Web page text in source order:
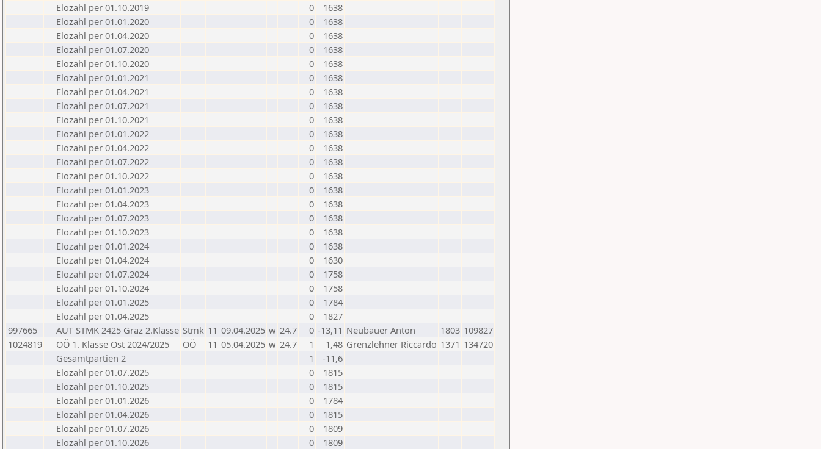
Elozahl per 01.10.2019
0
1638
Elozahl per 01.01.2020
0
1638
Elozahl per 01.04.2020
0
1638
Elozahl per 01.07.2020
0
1638
Elozahl per 01.10.2020
0
1638
Elozahl per 01.01.2021
0
1638
Elozahl per 01.04.2021
0
1638
Elozahl per 01.07.2021
0
1638
Elozahl per 01.10.2021
0
1638
Elozahl per 01.01.2022
0
1638
Elozahl per 01.04.2022
0
1638
Elozahl per 01.07.2022
0
1638
Elozahl per 01.10.2022
0
1638
Elozahl per 01.01.2023
0
1638
Elozahl per 01.04.2023
0
1638
Elozahl per 01.07.2023
0
1638
Elozahl per 01.10.2023
0
1638
Elozahl per 01.01.2024
0
1638
Elozahl per 01.04.2024
0
1630
Elozahl per 01.07.2024
0
1758
Elozahl per 01.10.2024
0
1758
Elozahl per 01.01.2025
0
1784
Elozahl per 01.04.2025
0
1827
997665
AUT STMK 2425 Graz 2.Klasse Stmk 11 09.04.2025 w 24.7 0 -13,11 Neubauer Anton 1803 109827
1024819
OÖ 1. Klasse Ost 2024/2025 OÖ 11 05.04.2025 w 24.7 1 1,48 Grenzlehner Riccardo 1371 134720
Gesamtpartien 2
1
-11,6
Elozahl per 01.07.2025
0
1815
Elozahl per 01.10.2025
0
1815
Elozahl per 01.01.2026
0
1784
Elozahl per 01.04.2026
0
1815
Elozahl per 01.07.2026
0
1809
Elozahl per 01.10.2026
0 1809